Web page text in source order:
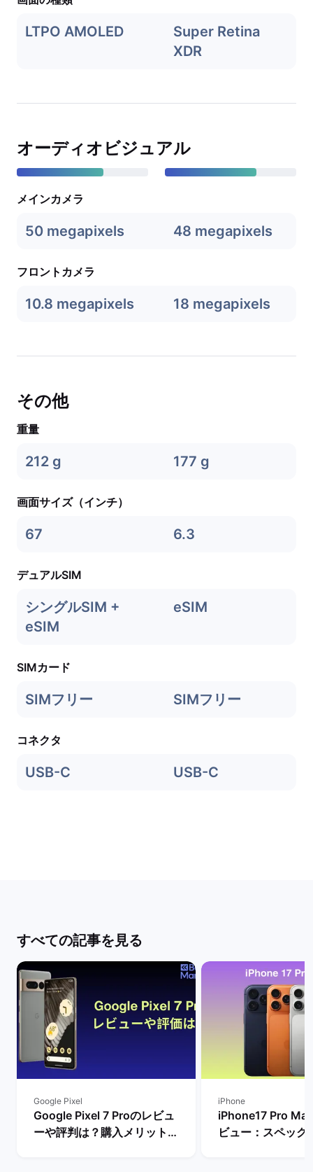
LTPO AMOLED
Super Retina
XDR
オーディオビジュアル
メインカメラ
50 megapixels 48 megapixels
フロントカメラ
10.8 megapixels 18 megapixels
その他
重量
212 g 177 g
画面サイズ（インチ）
67 6.3
デュアルSIM
シングルSIM +
eSIM
eSIM
SIMカード
SIMフリー SIMフリー
コネクタ
USB-C USB-C
すべての記事を見る
Google Pixel
Google Pixel 7 Proのレビュ
ーや評判は？購入メリットと
iPhone
iPhone17 Pro
ビュー：スペック